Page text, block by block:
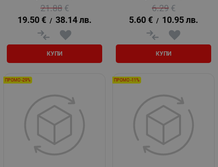
21.88 €
19.50 € / 38.14 лв.
КУПИ
6.29 €
5.60 € / 10.95 лв.
КУПИ
ПРОМО -29% ПРОМО -11%